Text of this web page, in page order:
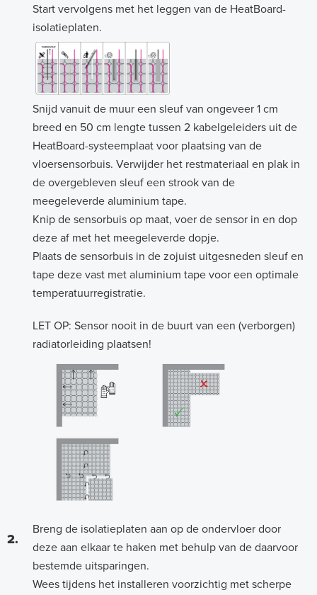
Start vervolgens met het leggen van de HeatBoard-
isolatieplaten.
Snijd vanuit de muur een sleuf van ongeveer 1 cm
breed en 50 cm lengte tussen 2 kabelgeleiders uit de
HeatBoard-systeemplaat voor plaatsing van de
vloersensorbuis. Verwijder het restmateriaal en plak in
de overgebleven sleuf een strook van de
meegeleverde aluminium tape.
Knip de sensorbuis op maat, voer de sensor in en dop
deze af met het meegeleverde dopje.
Plaats de sensorbuis in de zojuist uitgesneden sleuf en
tape deze vast met aluminium tape voor een optimale
temperatuurregistratie.
LET OP: Sensor nooit in de buurt van een (verborgen)
radiatorleiding plaatsen!
2.
Breng de isolatieplaten aan op de ondervloer door
deze aan elkaar te haken met behulp van de daarvoor
bestemde uitsparingen.
Wees tijdens het installeren voorzichtig met scherpe